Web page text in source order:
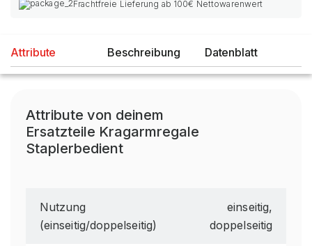
Frachtfreie Lieferung ab 100€ Nettowarenwert
Attribute Beschreibung Datenblatt
Attribute von deinem
Ersatzteile Kragarmregale
Staplerbedient
Nutzung
(einseitig/doppelseitig)
einseitig,
doppelseitig